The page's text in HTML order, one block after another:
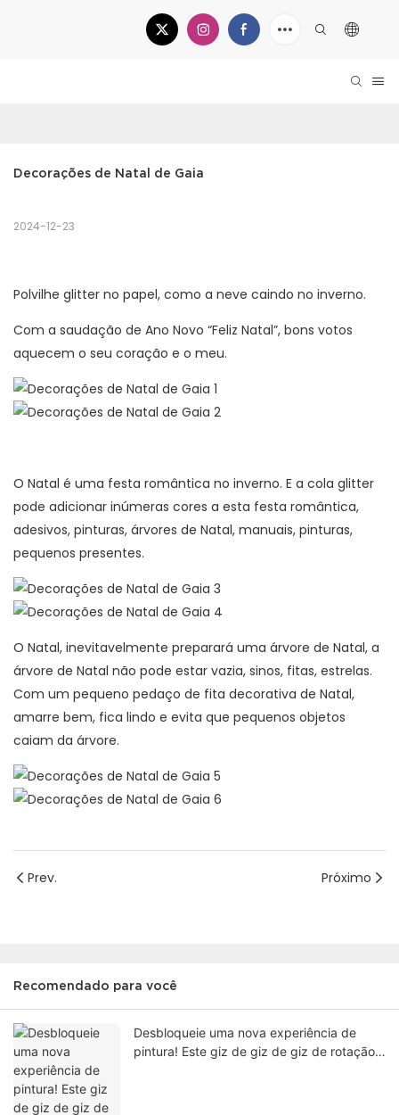
Decorações de Natal de Gaia
2024-12-23
Polvilhe glitter no papel, como a neve caindo no inverno.
Com a saudação de Ano Novo “Feliz Natal”, bons votos
aquecem o seu coração e o meu.
O Natal é uma festa romântica no inverno. E a cola glitter
pode adicionar inúmeras cores a esta festa romântica,
adesivos, pinturas, árvores de Natal, manuais, pinturas,
pequenos presentes.
O Natal, inevitavelmente preparará uma árvore de Natal, a
árvore de Natal não pode estar vazia, sinos, fitas, estrelas.
Com um pequeno pedaço de fita decorativa de Natal,
amarre bem, fica lindo e evita que pequenos objetos
caiam da árvore.
Prev. Próximo
Recomendado para você
Desbloqueie uma nova experiência de
pintura! Este giz de giz de giz de rotação